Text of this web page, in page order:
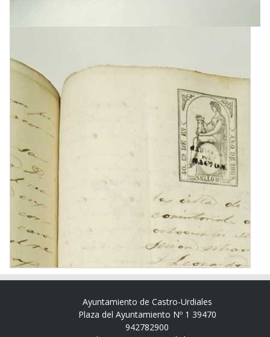
Ayuntamiento de Castro-Urdiales
Plaza del Ayuntamiento Nº 1 39470
942782900